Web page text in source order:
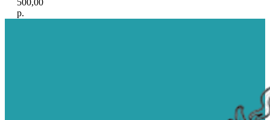
500,00
р.